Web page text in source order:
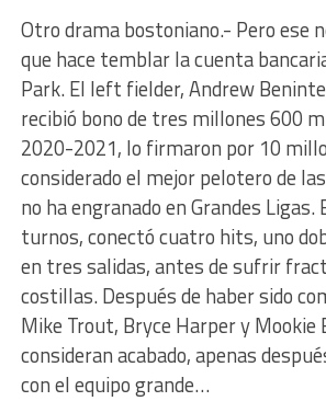
Otro drama bostoniano.- Pero ese
que hace temblar la cuenta
Park. El left fielder, Andrew
recibió bono de tres millones 600
2020-2021, lo firmaron por 10
considerado el mejor pelotero de
no ha engranado en Grandes Ligas.
turnos, conectó cuatro hits, uno
en tres salidas, antes de sufrir
costillas. Después de haber sido
Mike Trout, Bryce Harper y Mookie
consideran acabado, apenas
con el equipo grande…